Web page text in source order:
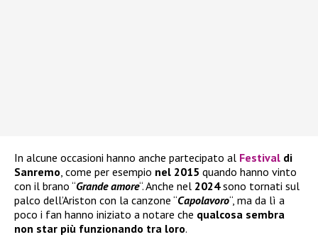
In alcune occasioni hanno anche partecipato al Festival di
Sanremo, come per esempio nel 2015 quando hanno vinto
con il brano “Grande amore“. Anche nel 2024sono tornati sul
palco dell’Ariston con la canzone “Capolavoro“, ma da lì a
poco i fan hanno iniziato a notare che qualcosa sembra
non star più funzionando tra loro.